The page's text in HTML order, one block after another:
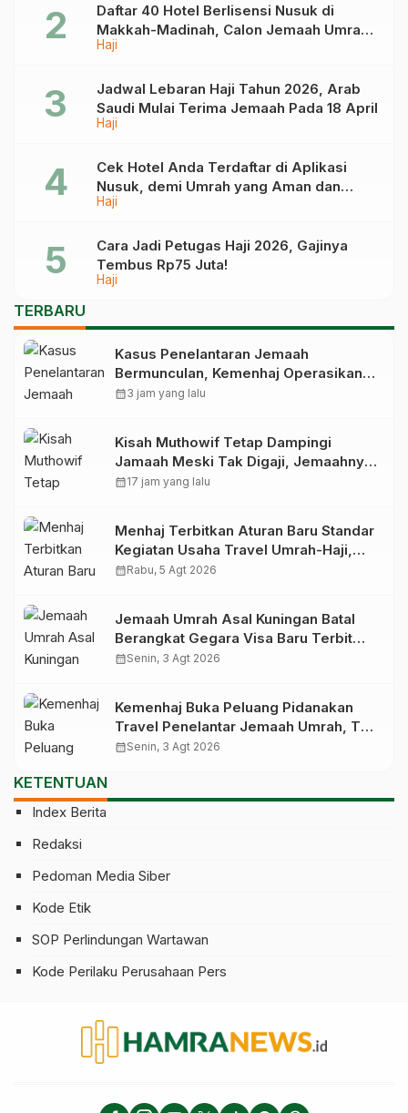
Haji
Daftar 40 Hotel Berlisensi Nusuk di
Makkah-Madinah, Calon Jemaah Umrah
Cek di Sini
Haji
Jadwal Lebaran Haji Tahun 2026, Arab
Saudi Mulai Terima Jemaah Pada 18 April
Haji
Cek Hotel Anda Terdaftar di Aplikasi
Nusuk, demi Umrah yang Aman dan
Tidak Dimanipulasi
Haji
Cara Jadi Petugas Haji 2026, Gajinya
Tembus Rp75 Juta!
TERBARU
Kasus Penelantaran Jemaah
Bermunculan, Kemenhaj Operasikan
Posko Pengawasan di Bandara
calendar_month3 jam yang lalu
Kisah Muthowif Tetap Dampingi
Jamaah Meski Tak Digaji, Jemaahnya
Korban Penelantaran Pihak Travel
calendar_month17 jam yang lalu
Menhaj Terbitkan Aturan Baru Standar
Kegiatan Usaha Travel Umrah-Haji,
Siap-siap Disanksi Jika Melanggar
calendar_monthRabu, 5 Agt 2026
Jemaah Umrah Asal Kuningan Batal
Berangkat Gegara Visa Baru Terbit
Saat Pesawat Lepas Landas
calendar_monthSenin, 3 Agt 2026
Kemenhaj Buka Peluang Pidanakan
Travel Penelantar Jemaah Umrah, Tak
Cuma Dicabut Izinnya
calendar_monthSenin, 3 Agt 2026
KETENTUAN
Index Berita
Redaksi
Pedoman Media Siber
Kode Etik
SOP Perlindungan Wartawan
Kode Perilaku Perusahaan Pers